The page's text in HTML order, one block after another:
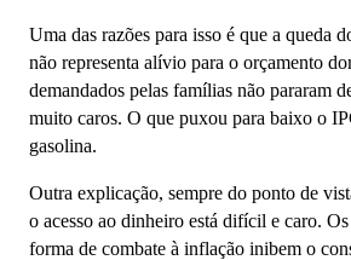
Uma das razões para isso é que a queda
não representa alívio para o orçamento
demandados pelas famílias não pararam
muito caros. O que puxou para baixo o
gasolina.
Outra explicação, sempre do ponto de
o acesso ao dinheiro está difícil e caro.
forma de combate à inflação inibem o